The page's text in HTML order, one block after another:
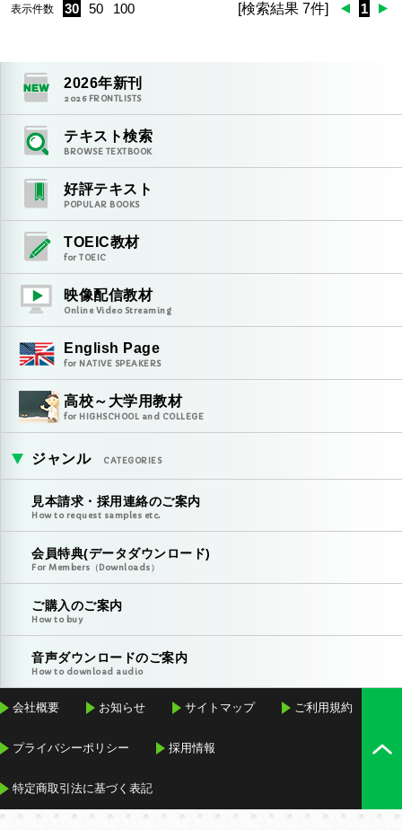
表示件数 30 50 100 [検索結果 7件] 1
2026年新刊
2026FRONTLISTS
テキスト検索
BROWSE TEXTBOOK
好評テキスト
POPULAR BOOKS
TOEIC教材
for TOEIC
映像配信教材
Online Video Streaming
English Page
for NATIVE SPEAKERS
高校～大学用教材
for HIGHSCHOOL and COLLEGE
ジャンル CATEGORIES
見本請求・採用連絡のご案内
How to request samples etc.
会員特典(データダウンロード)
For Members（Downloads）
ご購入のご案内
How to buy
音声ダウンロードのご案内
How to download audio
会社概要 お知らせ サイトマップ ご利用規約
プライバシーポリシー 採用情報
特定商取引法に基づく表記